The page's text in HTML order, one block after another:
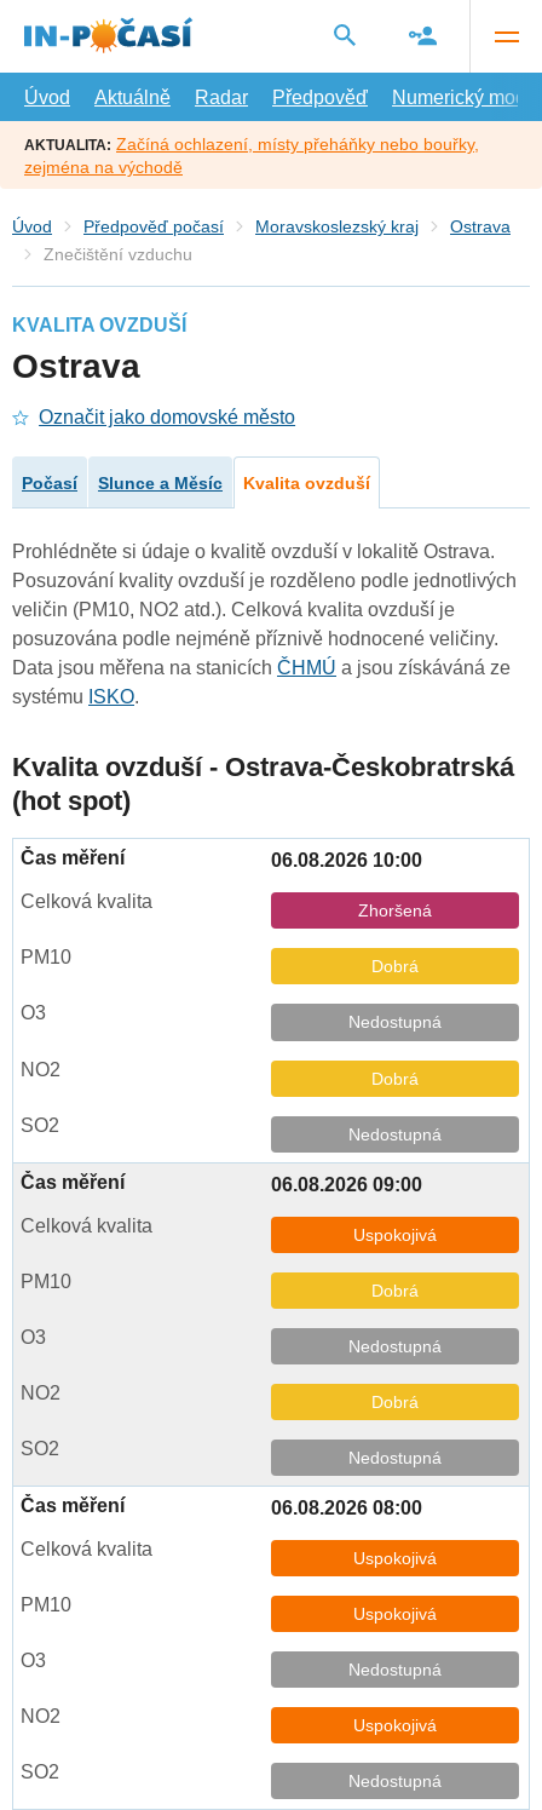
hlavní
Úvod
Aktuálně Radar Předpověď Numerický model
AKTUALITA: Začíná ochlazení, místy přeháňky nebo bouřky,
zejména na východě
Úvod Předpověď počasí Moravskoslezský kraj
Ostrava
Znečištění vzduchu
KVALITA OVZDUŠÍ
Ostrava
Označit jako domovské město
Počasí Slunce a Měsíc Kvalita ovzduší
Prohlédněte si údaje o kvalitě ovzduší v lokalitě Ostrava.
Posuzování kvality ovzduší je rozděleno podle jednotlivých
veličin (PM10, NO2 atd.). Celková kvalita ovzduší je
posuzována podle nejméně příznivě hodnocené veličiny.
Data jsou měřena na stanicích ČHMÚ a jsou získáváná ze
systému ISKO.
Kvalita ovzduší - Ostrava-Českobratrská
(hot spot)
06.08.2026 10:00
Zhoršená
Dobrá
Nedostupná
Dobrá
Nedostupná
06.08.2026 09:00
Uspokojivá
Dobrá
Nedostupná
Dobrá
Nedostupná
06.08.2026 08:00
Uspokojivá
Uspokojivá
Nedostupná
Uspokojivá
Nedostupná